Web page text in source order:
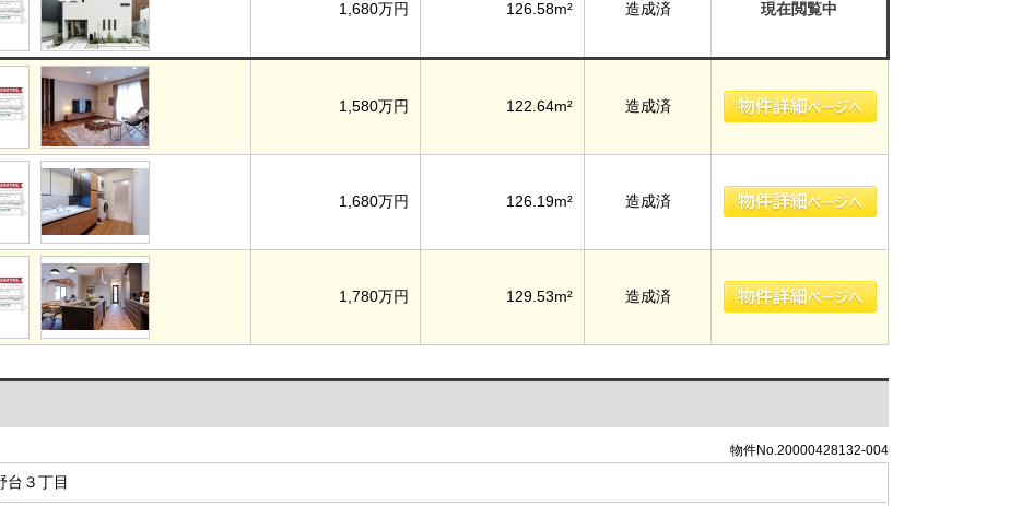
1,680万円 126.58m² 造成済 現在閲覧中
1,580万円 122.64m² 造成済
1,680万円 126.19m² 造成済
1,780万円 129.53m² 造成済
物件No.20000428132-004
台３丁目